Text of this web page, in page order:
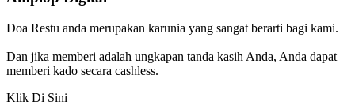
Doa Restu anda merupakan karunia yang sangat berarti bagi kami.
Dan jika memberi adalah ungkapan tanda kasih Anda, Anda dapat
memberi kado secara cashless.
Klik Di Sini